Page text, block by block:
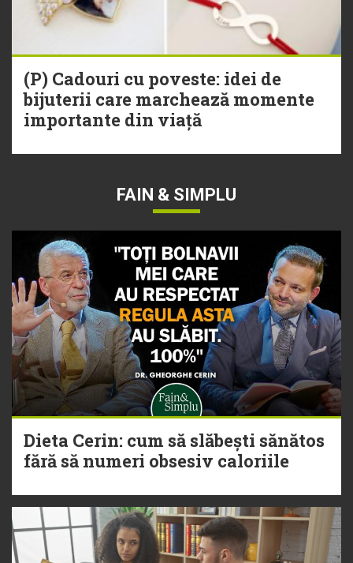
(P) Cadouri cu poveste: idei de
bijuterii care marchează momente
importante din viață
FAIN & SIMPLU
Dieta Cerin: cum să slăbești sănătos
fără să numeri obsesiv caloriile